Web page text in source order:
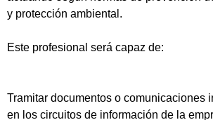
y protección ambiental.
Este profesional será capaz de:
Tramitar documentos o comunicaciones
en los circuitos de información de la